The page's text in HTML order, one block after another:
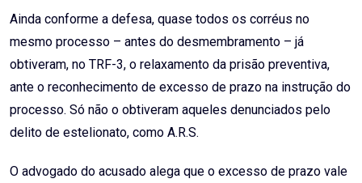
Ainda conforme a defesa, quase todos os corréus no
mesmo processo – antes do desmembramento – já
obtiveram, no TRF-3, o relaxamento da prisão preventiva,
ante o reconhecimento de excesso de prazo na instrução do
processo. Só não o obtiveram aqueles denunciados pelo
delito de estelionato, como A.R.S.
O advogado do acusado alega que o excesso de prazo vale